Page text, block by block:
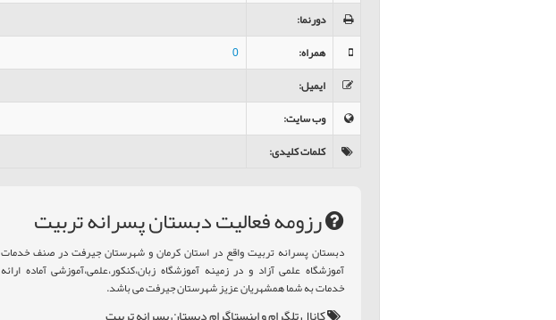
دورنما:
همراه:
0
ایمیل:
وب سایت:
کلمات کلیدی:
رزومه فعالیت دبستان پسرانه تربيت
دبستان پسرانه تربيت واقع در استان کرمان و شهرستان جیرفت در صنف خدمات
آموزشگاه علمی آزاد و در زمینه آموزشگاه زبان،کنکور،علمی،آموزشی آماده ارائه
خدمات به شما همشهریان عزیز شهرستان جیرفت می باشد.